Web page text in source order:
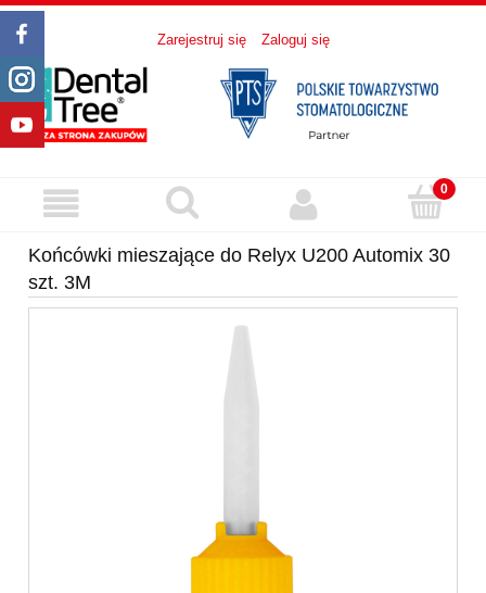
Zarejestruj się Zaloguj się
Końcówki mieszające do Relyx U200 Automix 30
szt. 3M